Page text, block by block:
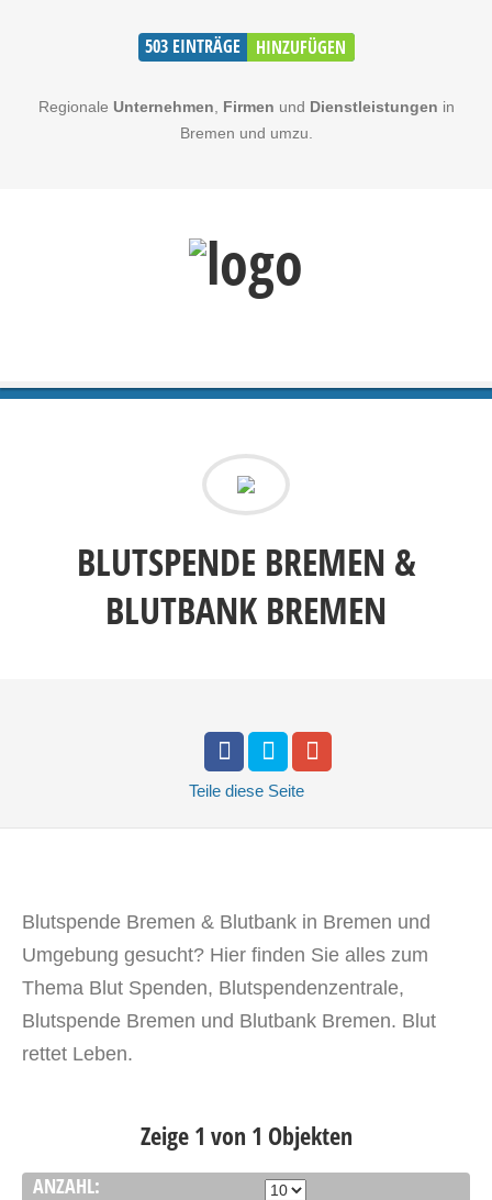
503 EINTRÄGE HINZUFÜGEN
Regionale Unternehmen Firmen und Dienstleistungen in
Bremen und umzu.
BLUTSPENDE BREMEN &
BLUTBANK BREMEN
Teile diese Seite
Blutspende Bremen & Blutbank in Bremen und
Umgebung gesucht? Hier finden Sie alles zum
Thema Blut Spenden, Blutspendenzentrale,
Blutspende Bremen und Blutbank Bremen. Blut
rettet Leben.
Zeige 1 von 1 Objekten
ANZAHL: